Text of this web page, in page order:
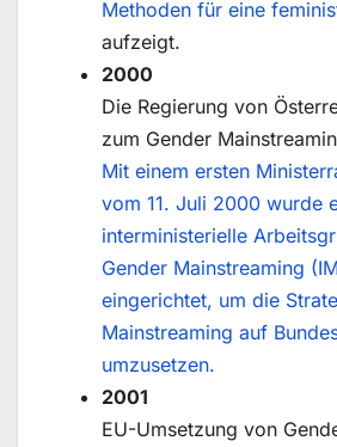
Methoden für eine
aufzeigt.
2000
Die Regierung von
zum Gender
Mit einem ersten
vom 11. Juli 2000 wurde
interministerielle
Gender Mainstreaming
eingerichtet, um die
Mainstreaming auf
umzusetzen.
2001
EU-Umsetzung von